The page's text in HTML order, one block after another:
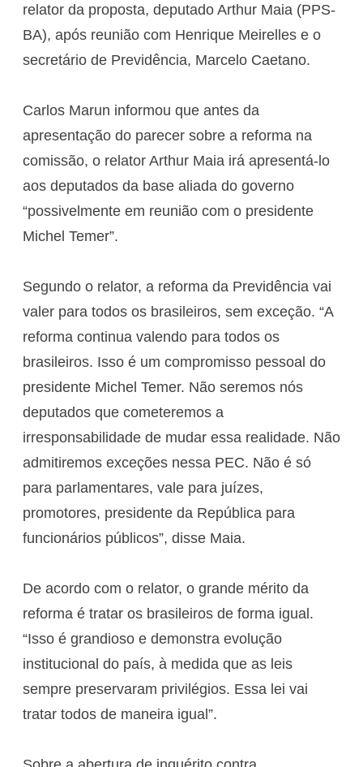
relator da proposta, deputado Arthur Maia (PPS-
BA), após reunião com Henrique Meirelles e o
secretário de Previdência, Marcelo Caetano.
Carlos Marun informou que antes da
apresentação do parecer sobre a reforma na
comissão, o relator Arthur Maia irá apresentá-lo
aos deputados da base aliada do governo
“possivelmente em reunião com o presidente
Michel Temer”.
Segundo o relator, a reforma da Previdência vai
valer para todos os brasileiros, sem exceção. “A
reforma continua valendo para todos os
brasileiros. Isso é um compromisso pessoal do
presidente Michel Temer. Não seremos nós
deputados que cometeremos a
irresponsabilidade de mudar essa realidade. Não
admitiremos exceções nessa PEC. Não é só
para parlamentares, vale para juízes,
promotores, presidente da República para
funcionários públicos”, disse Maia.
De acordo com o relator, o grande mérito da
reforma é tratar os brasileiros de forma igual.
“Isso é grandioso e demonstra evolução
institucional do país, à medida que as leis
sempre preservaram privilégios. Essa lei vai
tratar todos de maneira igual”.